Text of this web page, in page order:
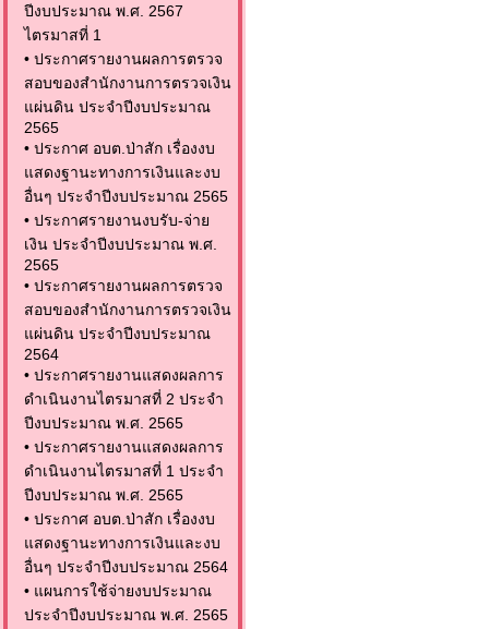
ปีงบประมาณ พ.ศ. 2567
ไตรมาสที่ 1
• ประกาศรายงานผลการตรวจ
สอบของสำนักงานการตรวจเงิน
แผ่นดิน ประจำปีงบประมาณ
2565
• ประกาศ อบต.ป่าสัก เรื่องงบ
แสดงฐานะทางการเงินและงบ
อื่นๆ ประจำปีงบประมาณ 2565
• ประกาศรายงานงบรับ-จ่าย
เงิน ประจำปีงบประมาณ พ.ศ.
2565
• ประกาศรายงานผลการตรวจ
สอบของสำนักงานการตรวจเงิน
แผ่นดิน ประจำปีงบประมาณ
2564
• ประกาศรายงานแสดงผลการ
ดำเนินงานไตรมาสที่ 2 ประจำ
ปีงบประมาณ พ.ศ. 2565
• ประกาศรายงานแสดงผลการ
ดำเนินงานไตรมาสที่ 1 ประจำ
ปีงบประมาณ พ.ศ. 2565
• ประกาศ อบต.ป่าสัก เรื่องงบ
แสดงฐานะทางการเงินและงบ
อื่นๆ ประจำปีงบประมาณ 2564
• แผนการใช้จ่ายงบประมาณ
ประจำปีงบประมาณ พ.ศ. 2565